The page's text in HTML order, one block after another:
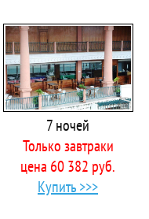
7 ночей
Только завтраки
цена 60 382 руб.
Купить >>>